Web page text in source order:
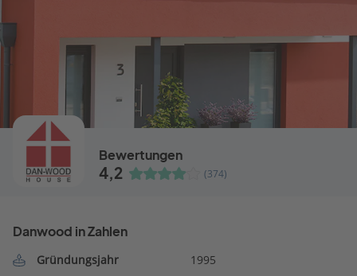
Bewertungen
4,2 (374)
Danwood in Zahlen
Gründungsjahr
1995